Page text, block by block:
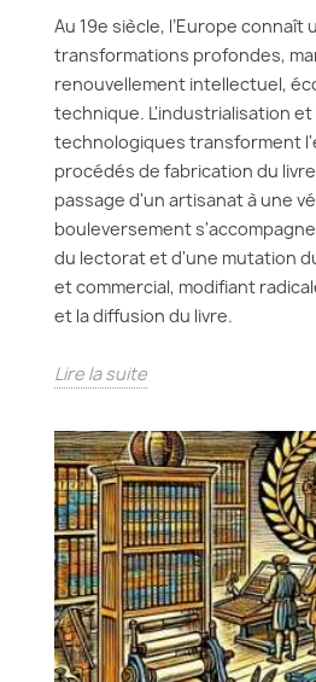
Au 19e siècle, l’Europe connaît
transformations profondes,
renouvellement intellectuel,
technique. L'industrialisation
technologiques transforment
procédés de fabrication du
passage d'un artisanat à une
bouleversement
du lectorat et d'une mutation
et commercial, modifiant
et la diffusion du livre.
Lire la suite